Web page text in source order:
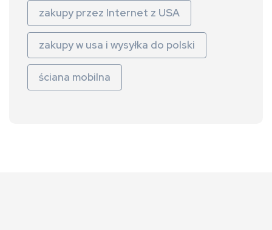
zakupy przez Internet z USA
zakupy w usa i wysyłka do polski
ściana mobilna